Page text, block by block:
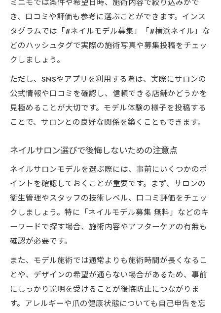
ミニモでは条件や希望日時、施術内容で絞り込みがで
き、口コミや評価も参考に選ぶことができます。インス
タグラムでは「#ネイルモデル募集」「#横浜ネイル」な
どのハッシュタグで実際の施術写真や募集投稿をチェッ
クしましょう。
ただし、SNSやアプリを利用する際は、実際にサロンの
公式情報や口コミを確認し、信頼できる店舗かどうかを
見極めることが大切です。モデル体験の様子を投稿する
ことで、サロンとの良好な関係を築くこともできます。
ネイルサロン選びで後悔しないための注意点
ネイルサロンモデルを選ぶ際には、事前にいくつかのポ
イントを確認しておくことが重要です。まず、サロンの
衛生管理やスタッフの技術レベル、口コミ評価をチェッ
クしましょう。特に「ネイルモデル募集 無料」などのキ
ーワードで探す場合、施術内容やアフターケアの有無も
確認が必要です。
また、モデル施術では通常よりも施術時間が長くなるこ
とや、デザインの希望が通らない場合があるため、事前
にしっかり説明を受けることが後悔防止につながりま
す。アレルギーや爪の健康状態についても自己申告を忘